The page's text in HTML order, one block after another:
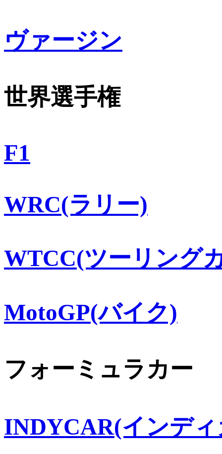
ヴァージン
世界選手権
F1
WRC(ラリー)
WTCC(ツーリング
MotoGP(バイク)
フォーミュラカー
INDYCAR(インデ